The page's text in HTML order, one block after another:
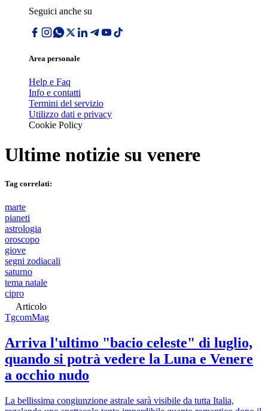
Seguici anche su
Area personale
Help e Faq
Info e contatti
Termini del servizio
Utilizzo dati e privacy
Cookie Policy
Ultime notizie su venere
Tag correlati:
marte
pianeti
astrologia
oroscopo
giove
segni zodiacali
saturno
tema natale
cipro
Articolo
TgcomMag
Arriva l'ultimo "bacio celeste" di luglio,
quando si potrà vedere la Luna e Venere
a occhio nudo
La bellissima congiunzione astrale sarà visibile da tutta Italia,